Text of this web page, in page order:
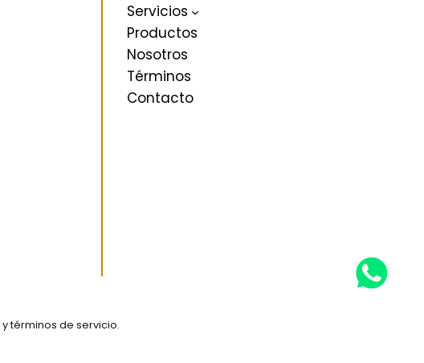
Servicios
Productos
Nosotros
Términos
Contacto
ytérminos de servicio.